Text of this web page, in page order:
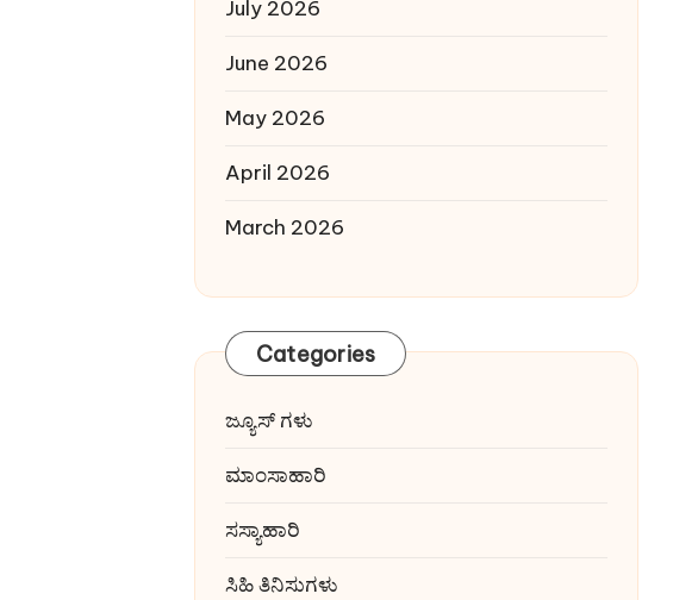
July 2026
June 2026
May 2026
April 2026
March 2026
Categories
ಜ್ಯೂಸ್ ಗಳು
ಮಾಂಸಾಹಾರಿ
ಸಸ್ಯಾಹಾರಿ
ಸಿಹಿ ತಿನಿಸುಗಳು